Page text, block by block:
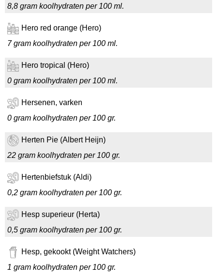
8,8 gram koolhydraten per 100 ml.
Hero red orange (Hero)
7 gram koolhydraten per 100 ml.
Hero tropical (Hero)
0 gram koolhydraten per 100 ml.
Hersenen, varken
0 gram koolhydraten per 100 gr.
Herten Pie (Albert Heijn)
22 gram koolhydraten per 100 gr.
Hertenbiefstuk (Aldi)
0,2 gram koolhydraten per 100 gr.
Hesp superieur (Herta)
0,5 gram koolhydraten per 100 gr.
Hesp, gekookt (Weight Watchers)
1 gram koolhydraten per 100 gr.